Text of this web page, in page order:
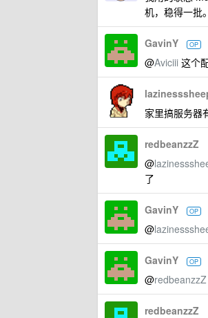
机，稳得一批。
GavinY OP
@Aviciii 这个
家里搞服务器
redbeanzzZ
@
了
GavinY OP
@
GavinY OP
@redbeanzzZ
redbeanzzZ